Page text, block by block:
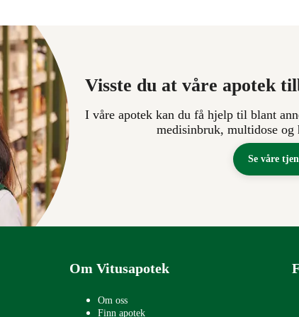
Visste du at våre apotek
I våre apotek kan du få hjelp til blant
medisinbruk, multidose og
Se våre
Om Vitusapotek
Om oss
Finn apotek